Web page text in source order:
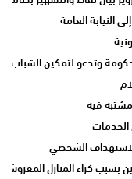
العامة
وتدعو لتمكين الشباب
فيه
الخدمات
الشخصي
كراء المنازل المفروشة